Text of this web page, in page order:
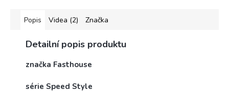
Popis Videa (2) Značka
Detailní popis produktu
značka Fasthouse
série Speed Style